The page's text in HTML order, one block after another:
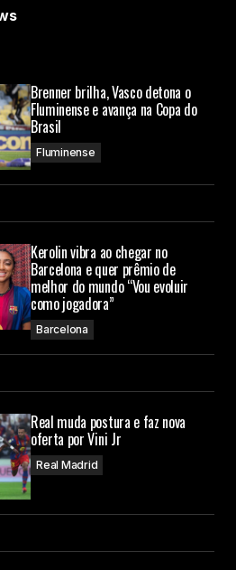
Brenner brilha, Vasco detona o
Fluminense e avança na Copa do
Brasil
Fluminense
Kerolin vibra ao chegar no
Barcelona e quer prêmio de
melhor do mundo “Vou evoluir
como jogadora”
Barcelona
Real muda postura e faz nova
oferta por Vini Jr
Real Madrid